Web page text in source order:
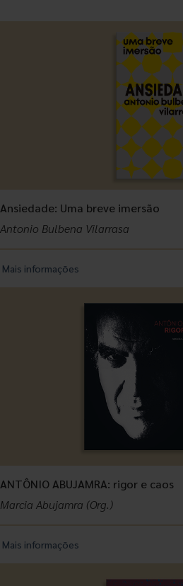
Ansiedade: Uma breve imersão
Antonio Bulbena Vilarrasa
Mais informações
ANTÔNIO ABUJAMRA: rigor e caos
Marcia Abujamra (Org.)
Mais informações